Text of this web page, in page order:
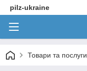
pilz-ukraine
Товари та послуги